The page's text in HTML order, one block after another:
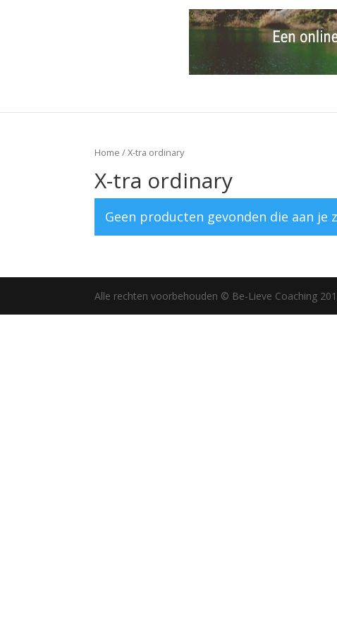
Home / X-tra ordinary
X-tra ordinary
Geen producten gevonden die aan je
Alle rechten voorbehouden © Be-Lieve Coaching